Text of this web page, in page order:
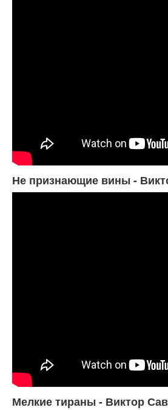
Не признающие вины -
Мелкие тираны - Виктор